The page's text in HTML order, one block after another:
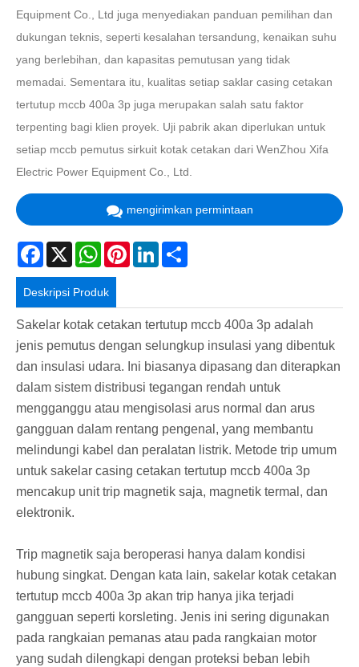
Equipment Co., Ltd juga menyediakan panduan pemilihan dan
dukungan teknis, seperti kesalahan tersandung, kenaikan suhu
yang berlebihan, dan kapasitas pemutusan yang tidak
memadai. Sementara itu, kualitas setiap saklar casing cetakan
tertutup mccb 400a 3p juga merupakan salah satu faktor
terpenting bagi klien proyek. Uji pabrik akan diperlukan untuk
setiap mccb pemutus sirkuit kotak cetakan dari WenZhou Xifa
Electric Power Equipment Co., Ltd.
mengirimkan permintaan
Facebook
X WhatsAppPinterestLinkedIn
Deskripsi Produk
Sakelar kotak cetakan tertutup mccb 400a 3p adalah
jenis pemutus dengan selungkup insulasi yang dibentuk
dan insulasi udara. Ini biasanya dipasang dan diterapkan
dalam sistem distribusi tegangan rendah untuk
mengganggu atau mengisolasi arus normal dan arus
gangguan dalam rentang pengenal, yang membantu
melindungi kabel dan peralatan listrik. Metode trip umum
untuk sakelar casing cetakan tertutup mccb 400a 3p
mencakup unit trip magnetik saja, magnetik termal, dan
elektronik.
Trip magnetik saja beroperasi hanya dalam kondisi
hubung singkat. Dengan kata lain, sakelar kotak cetakan
tertutup mccb 400a 3p akan trip hanya jika terjadi
gangguan seperti korsleting. Jenis ini sering digunakan
pada rangkaian pemanas atau pada rangkaian motor
yang sudah dilengkapi dengan proteksi beban lebih